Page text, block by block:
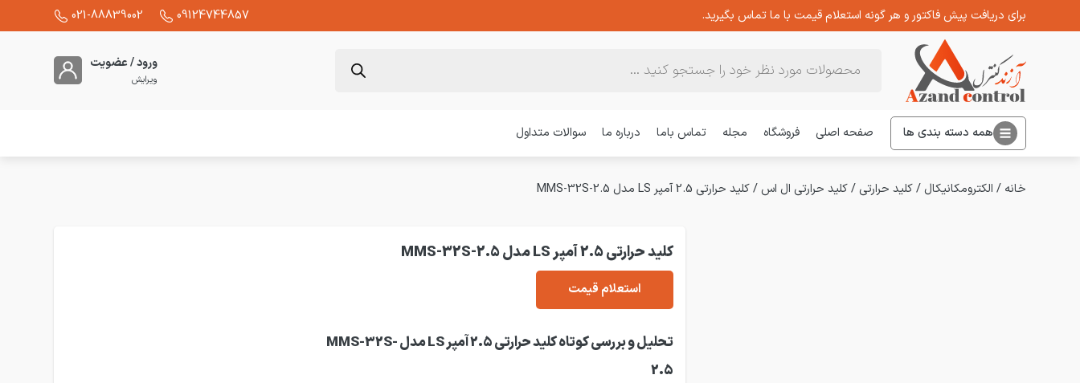
برای دریافت پیش فاکتور و هر گونه استعلام قیمت با ما تماس بگیرید. 09124744857
021-88839002
ورود / عضویت
ویرایش
همه دسته بندی ها صفحه اصلی فروشگاه مجله تماس باما درباره ما سوالات متداول
خانه / الکترومکانیکال /کلید حرارتی /کلید حرارتی ال اس /کلید حرارتی 2.5 آمپر LS مدل MMS-32S-2.5
کلید حرارتی 2.5 آمپر LS مدل MMS-32S-2.5
استعلام قیمت
تحلیل و بررسی کوتاه کلید حرارتی 2.5 آمپر LS مدل MMS-32S-
2.5